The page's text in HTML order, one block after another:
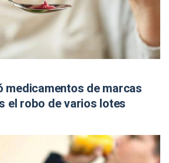
medicamentos de marcas
el robo de varios lotes